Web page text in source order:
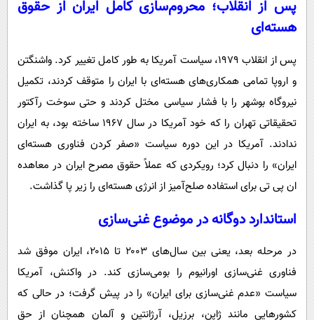
پس از انقلاب؛ محروم‌سازی کامل ایران از حقوق
هسته‌ای
پس از انقلاب ۱۹۷۹، سیاست آمریکا به طور کامل تغییر کرد. واشنگتن
و اروپا تمامی همکاری‌های هسته‌ای با ایران را متوقف کردند، تکمیل
نیروگاه بوشهر را با فشار سیاسی مختل کردند و حتی سوخت رآکتور
تحقیقاتی تهران را که خود آمریکا در سال ۱۹۶۷ ساخته بود، به ایران
ندادند. آمریکا در این دوره سیاست «صفر کردن فناوری هسته‌ای
ایران» را دنبال کرد؛ رویکردی که عملاً حقوق مصرح ایران در معاهده
ان پی تی برای استفاده صلح‌آمیز از انرژی هسته‌ای را زیر پا گذاشت.
استاندارد دوگانه در موضوع غنی‌سازی
در مرحله بعد، یعنی بین سال‌های ۲۰۰۳ تا ۲۰۱۵، ایران موفق شد
فناوری غنی‌سازی اورانیوم را بومی‌سازی کند. در واکنش، آمریکا
سیاست «عدم غنی‌سازی برای ایران» را در پیش گرفت؛ در حالی که
کشورهایی مانند ژاپن، برزیل، آرژانتین و آلمان همچنان از حق